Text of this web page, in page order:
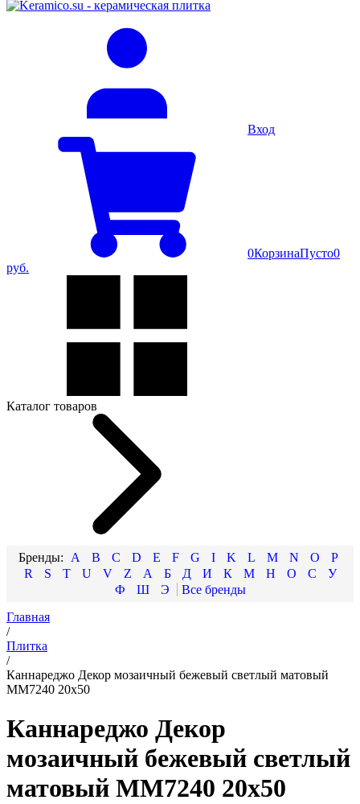
Вход
0КорзинаПусто0
руб.
Каталог товаров
A B C D E F G I K L M N O
P
R
S T U V Z А Б Д И К М Н О С
У
Ф
Ш
Э
Главная
/
Плитка
/
Каннареджо Декор мозаичный бежевый светлый матовый
MM7240 20x50
Каннареджо Декор
мозаичный бежевый светлый
матовый MM7240 20x50